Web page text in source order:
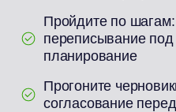
Пройдите по шагам:
переписывание
планирование
Прогоните
согласование